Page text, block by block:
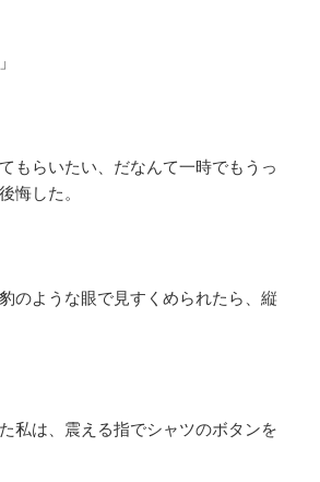
もらいたい、だなんて一時でもうっ
悔した。
のような眼で見すくめられたら、縦
私は、震える指でシャツのボタンを